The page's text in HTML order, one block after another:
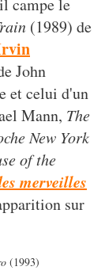
campe le
(1989) de
John
et celui d'un
Mann, The
New York
of the
merveilles
sur
(1993)